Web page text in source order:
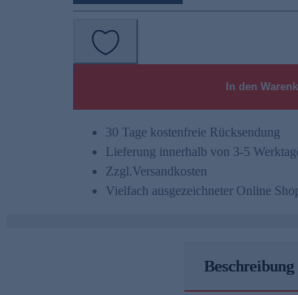
In den
30 Tage kostenfreie Rücksendung
Lieferung innerhalb von 3-5
Zzgl.Versandkosten
Vielfach ausgezeichneter Online
Beschreibung